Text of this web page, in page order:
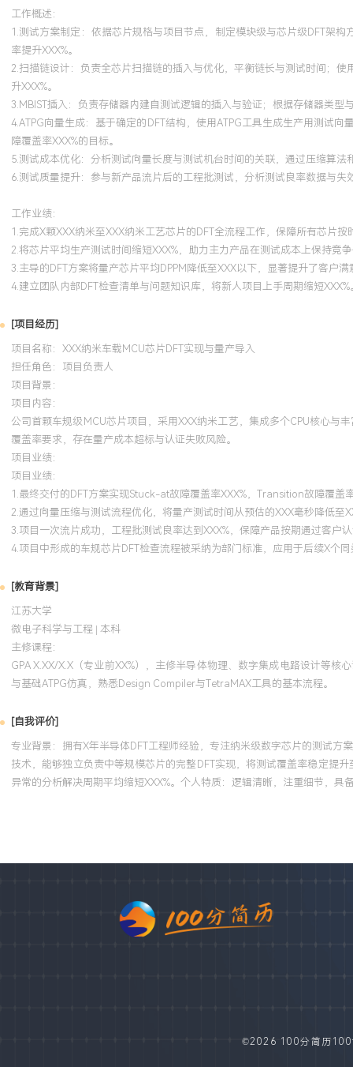
工作概述：
1.测试方案制定：依据芯片规格与项目节点，制定模块级与芯片级DFT架
率提升XXX%。
2.扫描链设计：负责全芯片扫描链的插入与优化，平衡链长与测试时间；
升XXX%。
3.MBIST插入：负责存储器内建自测试逻辑的插入与验证；根据存储器类型
4.ATPG向量生成：基于确定的DFT结构，使用ATPG工具生成生产用测试
障覆盖率XXX%的目标。
5.测试成本优化：分析测试向量长度与测试机台时间的关联，通过压缩算
6.测试质量提升：参与新产品流片后的工程批测试，分析测试良率数据与
工作业绩：
1.完成X颗XXX纳米至XXX纳米工艺芯片的DFT全流程工作，保障所有芯片按
2.将芯片平均生产测试时间缩短XXX%，助力主力产品在测试成本上保持竞
3.主导的DFT方案将量产芯片平均DPPM降低至XXX以下，显著提升了客户满
4.建立团队内部DFT检查清单与问题知识库，将新人项目上手周期缩短XXX%
[项目经历]
项目名称：XXX纳米车载MCU芯片DFT实现与量产导入
担任角色： 项目负责人
项目背景：
项目内容：
公司首颗车规级MCU芯片项目，采用XXX纳米工艺，集成多个CPU核心与
覆盖率要求，存在量产成本超标与认证失败风险。
项目业绩：
项目业绩：
1.最终交付的DFT方案实现Stuck-at故障覆盖率XXX%，Transition故障覆盖
2.通过向量压缩与测试流程优化，将量产测试时间从预估的XXX毫秒降低至
3.项目一次流片成功，工程批测试良率达到XXX%，保障产品按期通过客户
4.项目中形成的车规芯片DFT检查流程被采纳为部门标准，应用于后续X个
[教育背景]
江苏大学
微电子科学与工程 | 本科
主修课程：
GPA X.XX/X.X（专业前XX%），主修半导体物理、数字集成电路设计等
与基础ATPG仿真，熟悉Design Compiler与TetraMAX工具的基本流程。
[自我评价]
专业背景：拥有X年半导体DFT工程师经验，专注纳米级数字芯片的测试方
技术，能够独立负责中等规模芯片的完整DFT实现，将测试覆盖率稳定提
异常的分析解决周期平均缩短XXX%。个人特质：逻辑清晰，注重细节，
©2026 100分简历